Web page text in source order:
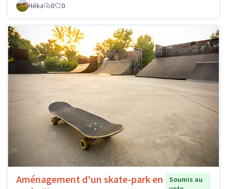
Héka 0 0
Aménagement d'un skate-park en
Soumis au